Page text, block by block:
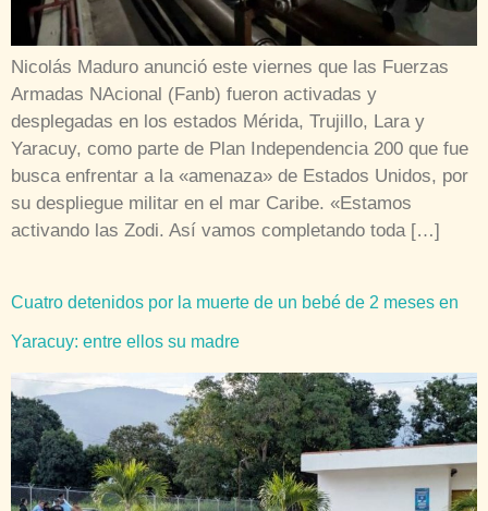
Nicolás Maduro anunció este viernes que las Fuerzas
Armadas NAcional (Fanb) fueron activadas y
desplegadas en los estados Mérida, Trujillo, Lara y
Yaracuy, como parte de Plan Independencia 200 que fue
busca enfrentar a la «amenaza» de Estados Unidos, por
su despliegue militar en el mar Caribe. «Estamos
activando las Zodi. Así vamos completando toda […]
Cuatro detenidos por la muerte de un bebé de 2 meses en
Yaracuy: entre ellos su madre